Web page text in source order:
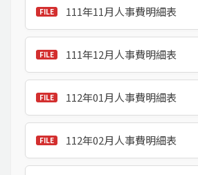
111年11月人事費明細表
111年12月人事費明細表
112年01月人事費明細表
112年02月人事費明細表